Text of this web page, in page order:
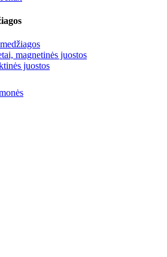
magnetinės juostos
juostos